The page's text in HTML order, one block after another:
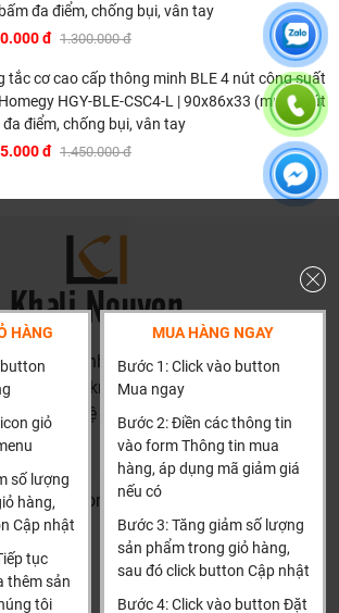
sản phẩm chính hãng, nếu phát hiện ra
hoàn tiền 200%.
Khali Nguyễn lựa chọn bán là những
lượng phù hợp với giá thành và đã bán
nhiệm với hàng hóa và khách hàng!
Chúng tôi mong muốn được tư vấn
được những sản phẩm phù hợp và
chế được những phiền phức khách
phải nếu tự chọn như: chọn sản phẩm
kích thước nhà tắm, chọn sp không phù
chiều cao gia đình, tông thẩm mỹ
chỉ báo giá.
tôi luôn thành thật về chất lượng,
sản phẩm thậm trí cả rủi ro và phiền
đa điểm, chống bụi, vân tay
đ 1.300.000 đ
tắc cơ cao cấp thông minh BLE 4 nút công suất
HGY-BLE-CSC4-L | 90x86x33 (mm) | Nút
đa điểm, chống bụi, vân tay
đ 1.450.000 đ
HÀNG
giỏ
số lượng
hàng,
Cập nhật
tục
thêm sản
tôi
MUA HÀNG NGAY
Bước 1: Click vào button
Mua ngay
Bước 2: Điền các thông tin
vào form Thông tin mua
hàng, áp dụng mã giảm giá
nếu có
Bước 3: Tăng giảm số lượng
sản phẩm trong giỏ hàng,
sau đó click button Cập nhật
Bước 4: Click vào button Đặt
Văn Minh, Di Trạch, Hoài Đức, Hà Nội
nghiệp 1 km)
Liên hệ hotline để được hướng dẫn
Thông tin thêm